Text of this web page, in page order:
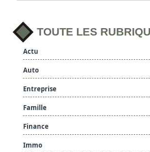
TOUTE LES
Actu
Auto
Entreprise
Famille
Finance
Immo